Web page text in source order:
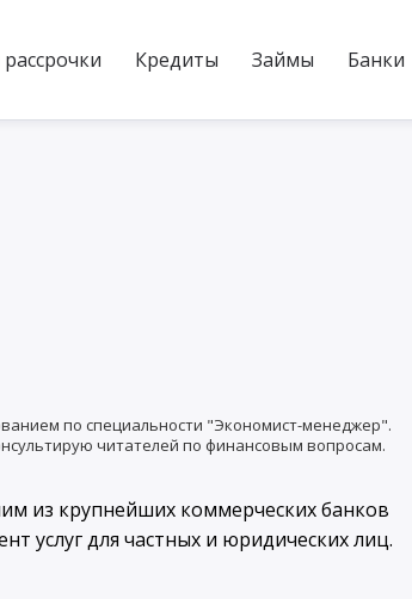
Кредиты Займы Банки
по специальности "Экономист-менеджер".
читателей по финансовым вопросам.
из крупнейших коммерческих банков
услуг для частных и юридических лиц.